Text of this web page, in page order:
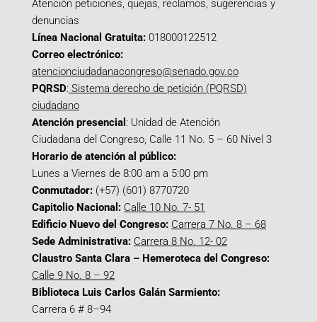
Atención peticiones, quejas, reclamos, sugerencias y
denuncias
Línea Nacional Gratuita: 018000122512
Correo electrónico:
atencionciudadanacongreso@senado.gov.co
PQRSD: Sistema derecho de petición (PQRSD)
ciudadano
Atención presencial : Unidad de Atención
Ciudadana del Congreso, Calle 11 No. 5 – 60 Nivel 3
Horario de atención al público:
Lunes a Viernes de 8:00 am a 5:00 pm
Conmutador: (+57) (601) 8770720
Capitolio Nacional: Calle 10 No. 7- 51
Edificio Nuevo del Congreso: Carrera 7 No. 8 – 68
Sede Administrativa: Carrera 8 No. 12- 02
Claustro Santa Clara – Hemeroteca del Congreso:
Calle 9 No. 8 – 92
Biblioteca Luis Carlos Galán Sarmiento:
Carrera 6 # 8–94